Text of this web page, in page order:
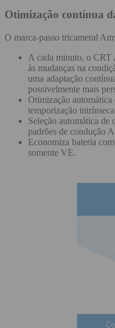
Otimização contínua
O marca-passo tricameral
A cada minuto, o CRT
às mudanças na
uma adaptação
possivelmente mais
Otimização
temporização
Seleção automática de
padrões de condução
Economiza bateria
somente VE.